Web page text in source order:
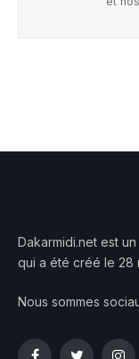
Dakarmidi.net est
qui a été créé le 28
Nous sommes